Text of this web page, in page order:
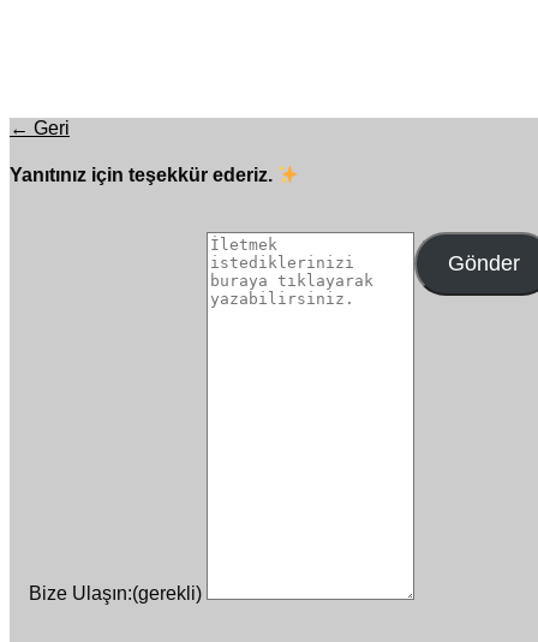
← Geri
Yanıtınız için teşekkür ederiz.
Bize Ulaşın:(gerekli)
Gönder